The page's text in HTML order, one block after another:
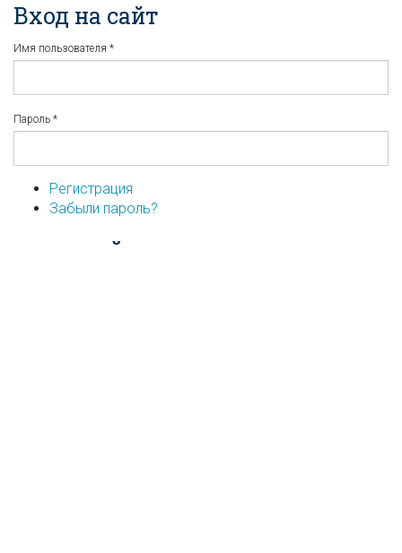
Вход на сайт
Имя пользователя *
Пароль *
Регистрация
Забыли пароль?
...или войдите используя